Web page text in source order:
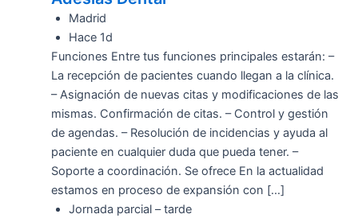
Madrid
Hace 1d
Funciones Entre tus funciones principales estarán: –
La recepción de pacientes cuando llegan a la clínica.
– Asignación de nuevas citas y modificaciones de las
mismas. Confirmación de citas. – Control y gestión
de agendas. – Resolución de incidencias y ayuda al
paciente en cualquier duda que pueda tener. –
Soporte a coordinación. Se ofrece En la actualidad
estamos en proceso de expansión con […]
Jornada parcial – tarde